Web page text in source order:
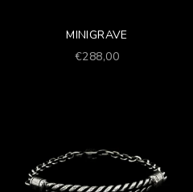
MINIGRAVE
Prezzo scontato
€288,00